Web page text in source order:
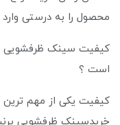
محصول را به درستی وارد
است ؟
کیفیت یکی از مهم